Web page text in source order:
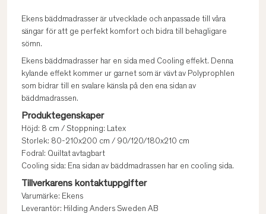
Ekens bäddmadrasser är utvecklade och anpassade till våra
sängar för att ge perfekt komfort och bidra till behagligare
sömn.
Ekens bäddmadrasser har en sida med Cooling effekt. Denna
kylande effekt kommer ur garnet som är vävt av Polyprophlen
som bidrar till en svalare känsla på den ena sidan av
bäddmadrassen.
Produktegenskaper
Höjd: 8 cm / Stoppning: Latex
Storlek: 80-210x200 cm / 90/120/180x210 cm
Fodral: Quiltat avtagbart
Cooling sida: Ena sidan av bäddmadrassen har en cooling sida.
Tillverkarens kontaktuppgifter
Varumärke: Ekens
Leverantör: Hilding Anders Sweden AB